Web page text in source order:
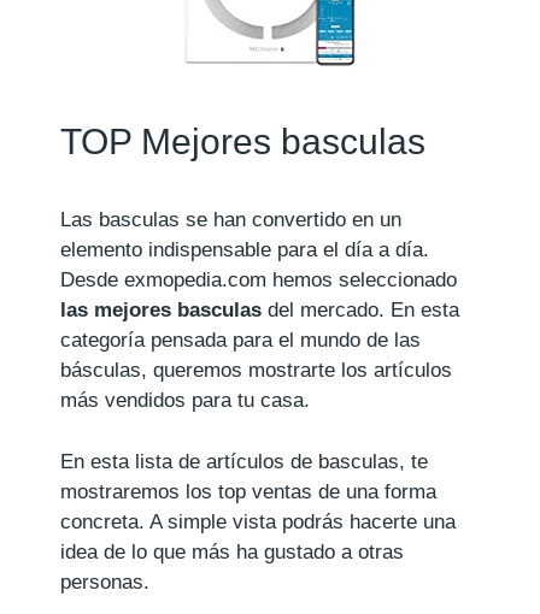
TOP Mejores basculas
Las basculas se han convertido en un
elemento indispensable para el día a día.
Desde exmopedia.com hemos seleccionado
las mejores basculas del mercado. En esta
categoría pensada para el mundo de las
básculas, queremos mostrarte los artículos
más vendidos para tu casa.
En esta lista de artículos de basculas, te
mostraremos los top ventas de una forma
concreta. A simple vista podrás hacerte una
idea de lo que más ha gustado a otras
personas.